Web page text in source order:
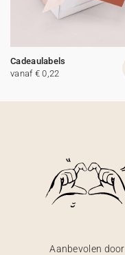
Cadeaulabels
vanaf € 0,22
Aanbevolen door